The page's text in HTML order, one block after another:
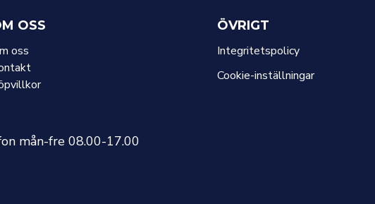
OSS
oss
ÖVRIGT
Integritetspolicy
Cookie-inställningar
mån-fre 08.00-17.00